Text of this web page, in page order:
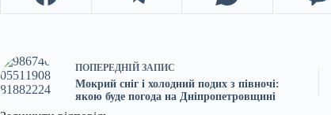
ПОПЕРЕДНІЙ ЗАПИС
Мокрий сніг і холодний подих з півночі:
якою буде погода на Дніпропетровщині